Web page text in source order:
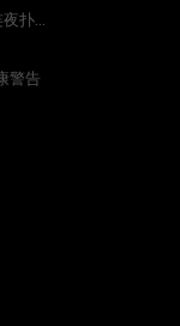
扑...
警告